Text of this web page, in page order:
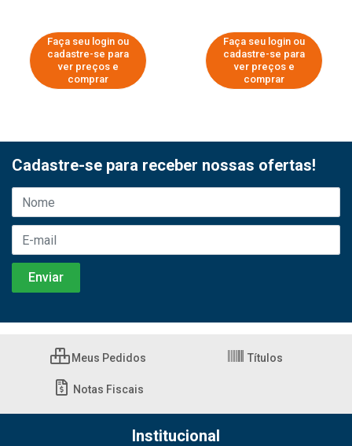
Faça seu login ou
cadastre-se para
ver preços e
comprar
Faça seu login ou
cadastre-se para
ver preços e
comprar
Cadastre-se para receber nossas ofertas!
Meus Pedidos Títulos
Notas Fiscais
Institucional